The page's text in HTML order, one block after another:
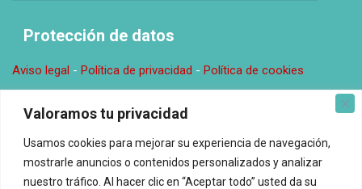
Valoramos tu privacidad
Usamos cookies para mejorar su experiencia de navegación,
mostrarle anuncios o contenidos personalizados y analizar
nuestro tráfico. Al hacer clic en “Aceptar todo” usted da su
Protección de datos
Aviso legal - Política de privacidad - Política de cookies
Donde estamos
Oficina en Valencia. C\ Comunitat Valenciana, 14, 0, 2 46138
Rafelbunyol Email: redaccion@espacioelnuestro.com